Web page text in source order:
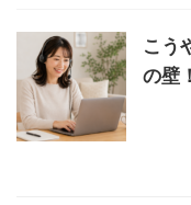
こう
の壁！